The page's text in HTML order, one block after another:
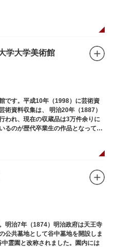
学大学美術館
です。平成10年（1998）に芸術資
術資料収集は、 明治20年（1887）
われ、現在の収蔵品は3万件余りに
るのが歴代卒業生の作品となってい
明治7年（1874）明治政府は天王寺
公共墓地として谷中墓地を開設しま
霊園と改称されました。園内には